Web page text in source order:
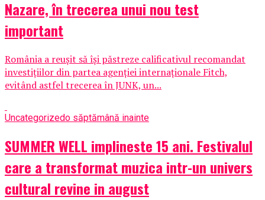
Nazare, în trecerea unui nou test
important
România a reușit să își păstreze calificativul recomandat
investițiilor din partea agenției internaționale Fitch,
evitând astfel trecerea în JUNK, un...
Uncategorizedo săptămână inainte
SUMMER WELL implineste 15 ani. Festivalul
care a transformat muzica intr-un univers
cultural revine in august